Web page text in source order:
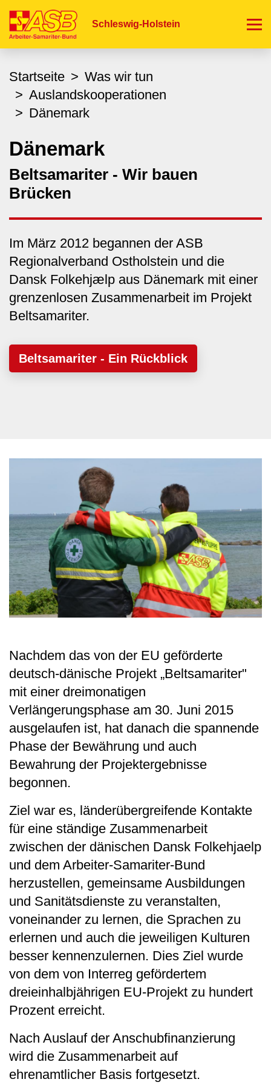
zum
Schleswig-Holstein
Startseite
Was wir tun
Auslandskooperationen
Dänemark
Dänemark
Beltsamariter - Wir bauen
Brücken
Im März 2012 begannen der ASB
Regionalverband Ostholstein und die
Dansk Folkehjælp aus Dänemark mit einer
grenzenlosen Zusammenarbeit im Projekt
Beltsamariter.
Beltsamariter - Ein Rückblick
Nachdem das von der EU geförderte
deutsch-dänische Projekt „Beltsamariter"
mit einer dreimonatigen
Verlängerungsphase am 30. Juni 2015
ausgelaufen ist, hat danach die spannende
Phase der Bewährung und auch
Bewahrung der Projektergebnisse
begonnen.
Ziel war es, länderübergreifende Kontakte
für eine ständige Zusammenarbeit
zwischen der dänischen Dansk Folkehjaelp
und dem Arbeiter-Samariter-Bund
herzustellen, gemeinsame Ausbildungen
und Sanitätsdienste zu veranstalten,
voneinander zu lernen, die Sprachen zu
erlernen und auch die jeweiligen Kulturen
besser kennenzulernen. Dies Ziel wurde
von dem von Interreg gefördertem
dreieinhalbjährigen EU-Projekt zu hundert
Prozent erreicht.
Nach Auslauf der Anschubfinanzierung
wird die Zusammenarbeit auf
ehrenamtlicher Basis fortgesetzt.